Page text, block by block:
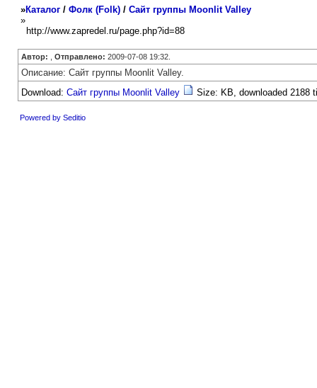
»Каталог/ Фолк (Folk)/ Сайт группы Moonlit Valley
»
http://www.zapredel.ru/page.php?id=88
Автор: Отправлено: 2009-07-08 19:32.
Описание: Сайт группы Moonlit Valley.
Download: Сайт группы Moonlit Valley Size: KB, downloaded 2188
Powered by Seditio